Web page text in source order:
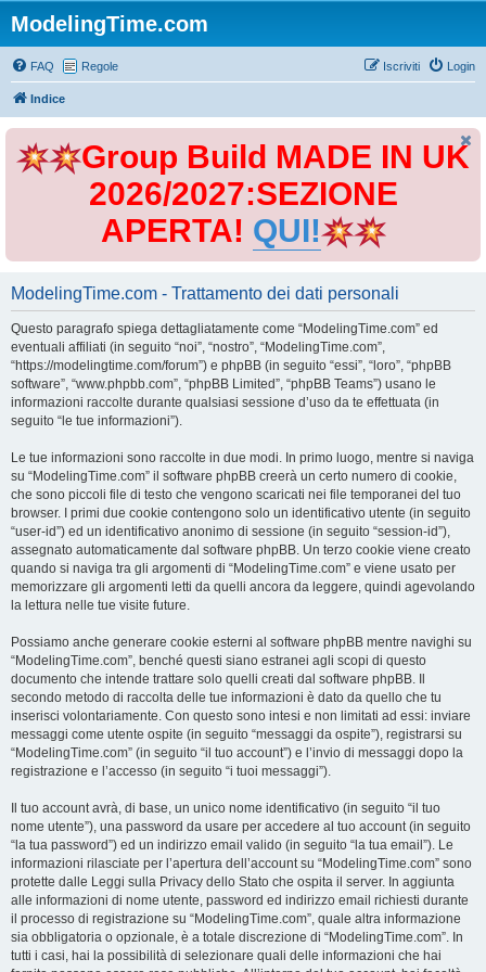
ModelingTime.com
FAQ Regole Login
Iscriviti
Indice
Group Build MADE IN UK
2026/2027:SEZIONE
APERTA! QUI!
ModelingTime.com - Trattamento dei dati personali
Questo paragrafo spiega dettagliatamente come “ModelingTime.com” ed
eventuali affiliati (in seguito “noi”, “nostro”, “ModelingTime.com”,
“https://modelingtime.com/forum”) e phpBB (in seguito “essi”, “loro”, “phpBB
software”, “www.phpbb.com”, “phpBB Limited”, “phpBB Teams”) usano le
informazioni raccolte durante qualsiasi sessione d’uso da te effettuata (in
seguito “le tue informazioni”).
Le tue informazioni sono raccolte in due modi. In primo luogo, mentre si naviga
su “ModelingTime.com” il software phpBB creerà un certo numero di cookie,
che sono piccoli file di testo che vengono scaricati nei file temporanei del tuo
browser. I primi due cookie contengono solo un identificativo utente (in seguito
“user-id”) ed un identificativo anonimo di sessione (in seguito “session-id”),
assegnato automaticamente dal software phpBB. Un terzo cookie viene creato
quando si naviga tra gli argomenti di “ModelingTime.com” e viene usato per
memorizzare gli argomenti letti da quelli ancora da leggere, quindi agevolando
la lettura nelle tue visite future.
Possiamo anche generare cookie esterni al software phpBB mentre navighi su
“ModelingTime.com”, benché questi siano estranei agli scopi di questo
documento che intende trattare solo quelli creati dal software phpBB. Il
secondo metodo di raccolta delle tue informazioni è dato da quello che tu
inserisci volontariamente. Con questo sono intesi e non limitati ad essi: inviare
messaggi come utente ospite (in seguito “messaggi da ospite”), registrarsi su
“ModelingTime.com” (in seguito “il tuo account”) e l’invio di messaggi dopo la
registrazione e l’accesso (in seguito “i tuoi messaggi”).
Il tuo account avrà, di base, un unico nome identificativo (in seguito “il tuo
nome utente”), una password da usare per accedere al tuo account (in seguito
“la tua password”) ed un indirizzo email valido (in seguito “la tua email”). Le
informazioni rilasciate per l’apertura dell’account su “ModelingTime.com” sono
protette dalle Leggi sulla Privacy dello Stato che ospita il server. In aggiunta
alle informazioni di nome utente, password ed indirizzo email richiesti durante
il processo di registrazione su “ModelingTime.com”, quale altra informazione
sia obbligatoria o opzionale, è a totale discrezione di “ModelingTime.com”. In
tutti i casi, hai la possibilità di selezionare quali delle informazioni che hai